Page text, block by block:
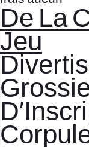
De La
Jeu